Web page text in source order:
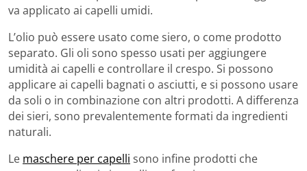
va applicato ai capelli umidi.
L’olio può essere usato come siero, o come prodotto
separato. Gli oli sono spesso usati per aggiungere
umidità ai capelli e controllare il crespo. Si possono
applicare ai capelli bagnati o asciutti, e si possono usare
da soli o in combinazione con altri prodotti. A differenza
dei sieri, sono prevalentemente formati da ingredienti
naturali.
Le maschere per capelli sono infine prodotti che